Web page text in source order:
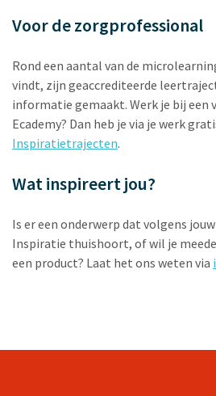
Voor de zorgprofessional
Rond een aantal van de
vindt, zijn geaccrediteerde
informatie gemaakt. Werk je bij een
Ecademy? Dan heb je via je werk
Inspiratietrajecten.
Wat inspireert jou?
Is er een onderwerp dat volgens
Inspiratie thuishoort, of wil je
een product? Laat het ons weten via